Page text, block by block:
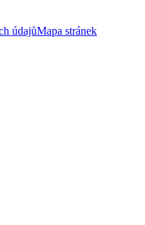
údajůMapa stránek